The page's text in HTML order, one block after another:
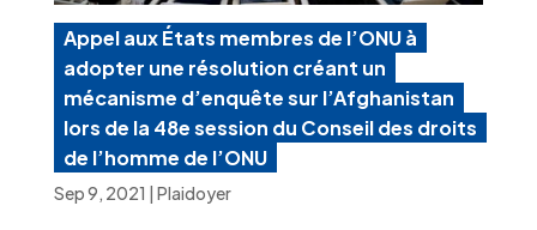
Appel aux États membres de l’ONU à
adopter une résolution créant un
mécanisme d’enquête sur l’Afghanistan
lors de la 48e session du Conseil des droits
de l’homme de l’ONU
Sep 9, 2021 | Plaidoyer